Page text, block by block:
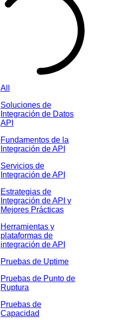
All
Soluciones de
Integración de Datos
API
Fundamentos de la
Integración de API
Servicios de
Integración de API
Estrategias de
Integración de API y
Mejores Prácticas
Herramientas y
plataformas de
integración de API
Pruebas de Uptime
Pruebas de Punto de
Ruptura
Pruebas de
Capacidad